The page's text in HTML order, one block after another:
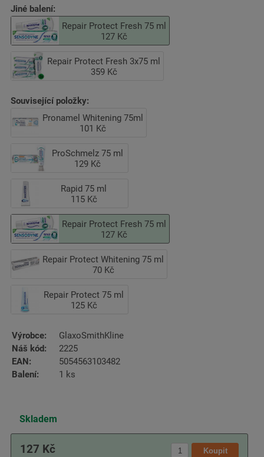
Jiné balení:
Repair Protect Fresh 75 ml
127 Kč
Repair Protect Fresh 3x75 ml
359 Kč
Související položky:
Pronamel Whitening 75ml
101 Kč
ProSchmelz 75 ml
129 Kč
Rapid 75 ml
115 Kč
Repair Protect Fresh 75 ml
127 Kč
Repair Protect Whitening 75 ml
70 Kč
Repair Protect 75 ml
125 Kč
Výrobce:
GlaxoSmithKline
Náš kód:
2225
EAN:
5054563103482
Balení:
1 ks
Skladem
127 Kč